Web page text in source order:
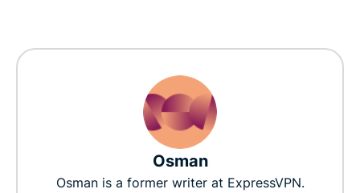
Osman
Osman is a former writer at ExpressVPN.